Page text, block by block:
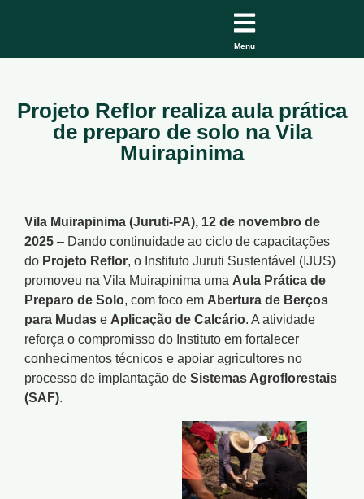
Menu
Projeto Reflor realiza aula prática
de preparo de solo na Vila
Muirapinima
Vila Muirapinima (Juruti-PA), 12 de novembro de
2025 – Dando continuidade ao ciclo de capacitações
do Projeto Reflor, o Instituto Juruti Sustentável (IJUS)
promoveu na Vila Muirapinima uma Aula Prática de
Preparo de Solo, com foco em Abertura de Berços
para Mudas e Aplicação de Calcário. A atividade
reforça o compromisso do Instituto em fortalecer
conhecimentos técnicos e apoiar agricultores no
processo de implantação de Sistemas Agroflorestais
(SAF).